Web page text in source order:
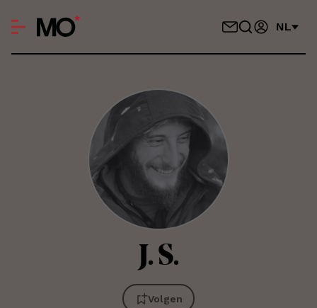
NL
J. S.
Volgen